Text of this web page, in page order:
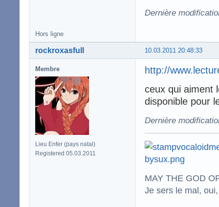
Dernière
Hors ligne
10.03.2011 20:48:33
rockroxasfull
Membre
Lieu Enfer (pays natal)
Registered 05.03.2011
http://
ceux qui aiment
disponible pour
Dernière
MAY THE GOD
Je sers le mal,